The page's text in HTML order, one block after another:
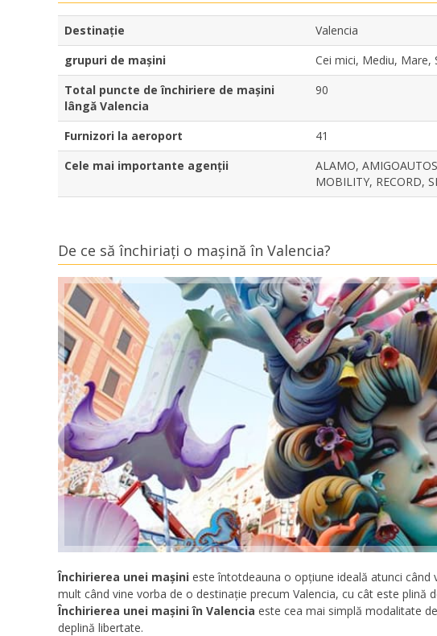
noștri
Destinaţie
Valencia
grupuri de mașini
Cei mici, Mediu,
Total puncte de închiriere de mașini
lângă Valencia
90
Furnizori la aeroport
41
Cele mai importante agenții
ALAMO,
MOBILITY, RECORD,
De ce să închiriați o mașină în Valencia?
Închirierea unei mașini este întotdeauna o opțiune ideală atunci când
mult când vine vorba de o destinație precum Valencia, cu cât este plină
Închirierea unei mașini în Valencia este cea mai simplă modalitate
deplină libertate.